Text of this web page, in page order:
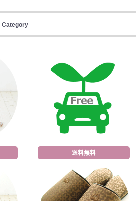
Category
送料無料